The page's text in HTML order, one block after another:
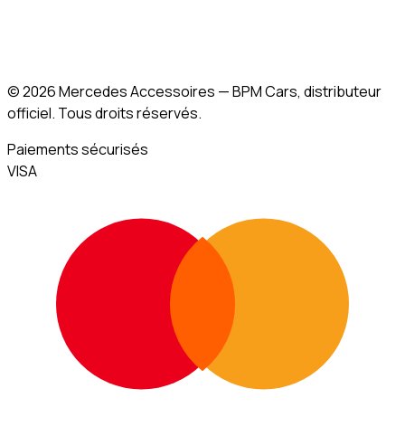
©2026Mercedes Accessoires — BPM Cars, distributeur
officiel. Tous droits réservés.
Paiements sécurisés
VISA